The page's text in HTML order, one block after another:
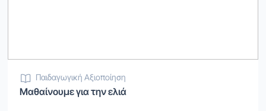
Παιδαγωγική Αξιοποίηση
Μαθαίνουμε για την ελιά